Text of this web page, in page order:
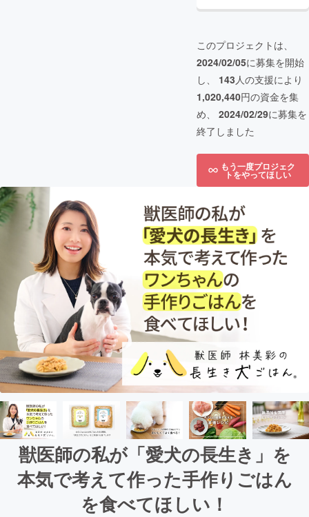
このプロジェクトは、
2024/02/05に募集を開始
し、 143人の支援により
1,020,440円の資金を集
め、 2024/02/29に募集を
終了しました
もう一度プロジェク
トをやってほしい
獣医師の私が「愛犬の長生き」を
本気で考えて作った手作りごはん
を食べてほしい！